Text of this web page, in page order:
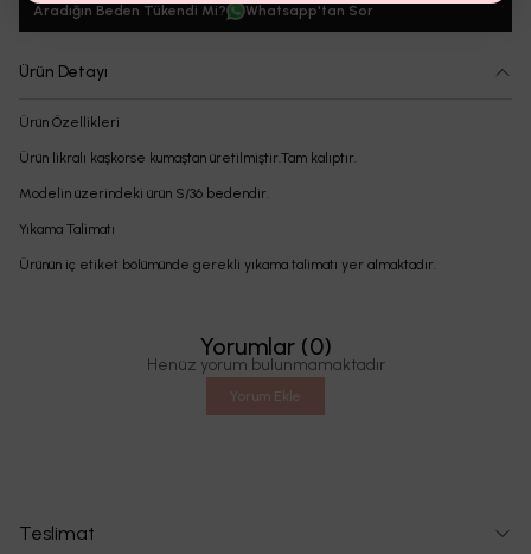
Aradığın Beden Tükendi Mi? Whatsapp'tan Sor
Ürün Detayı
Ürün Özellikleri
Ürün likralı kaşkorse kumaştan üretilmiştir.Tam kalıptır.
Modelin üzerindeki ürün S/36 bedendir.
Yıkama Talimatı
Ürünün iç etiket bölümünde gerekli yıkama talimatı yer almaktadır.
Yorumlar(0)
Henüz yorum bulunmamaktadır
Yorum Ekle
Teslimat